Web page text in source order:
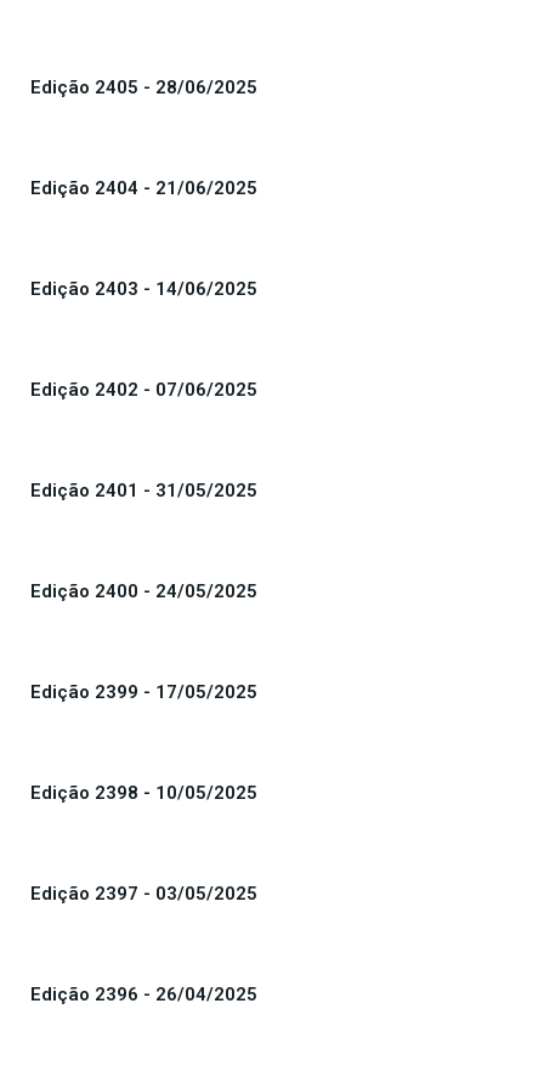
Edição 2405 - 28/06/2025
Edição 2404 - 21/06/2025
Edição 2403 - 14/06/2025
Edição 2402 - 07/06/2025
Edição 2401 - 31/05/2025
Edição 2400 - 24/05/2025
Edição 2399 - 17/05/2025
Edição 2398 - 10/05/2025
Edição 2397 - 03/05/2025
Edição 2396 - 26/04/2025